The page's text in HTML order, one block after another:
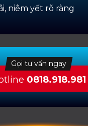
niêm yết rõ ràng
Gọi tư vấn ngay
0818.918.981